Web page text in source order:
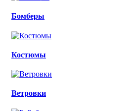
Бомберы
Костюмы
Ветровки